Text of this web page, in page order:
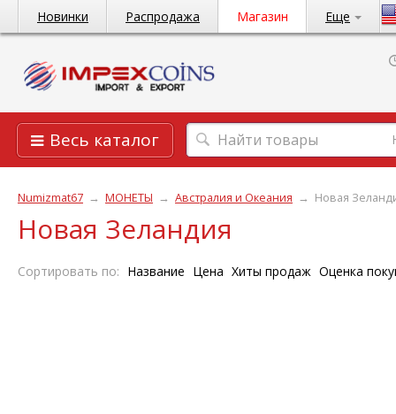
Новинки Распродажа Магазин Еще
Весь каталог
Numizmat67 → МОНЕТЫ → Австралия и Океания → Новая
Новая Зеландия
Сортировать по: Название Цена Хиты продаж Оценка